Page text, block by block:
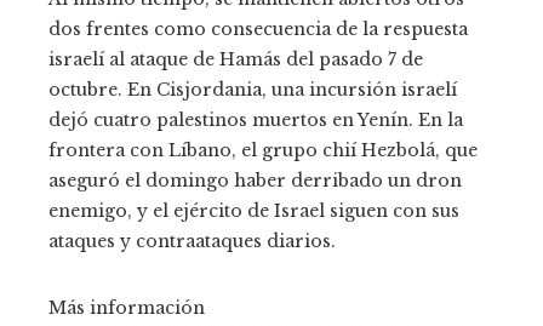
dos frentes como consecuencia de la respuesta
israelí al ataque de Hamás del pasado 7 de
octubre. En Cisjordania, una incursión israelí
dejó cuatro palestinos muertos en Yenín. En la
frontera con Líbano, el grupo chií Hezbolá, que
aseguró el domingo haber derribado un dron
enemigo, y el ejército de Israel siguen con sus
ataques y contraataques diarios.
Más información